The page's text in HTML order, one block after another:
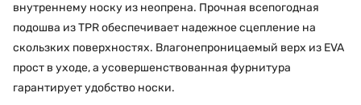
внутреннему носку из неопрена. Прочная всепогодная
подошва из TPR обеспечивает надежное сцепление на
скользких поверхностях. Влагонепроницаемый верх из EVA
прост в уходе, а усовершенствованная фурнитура
гарантирует удобство носки.